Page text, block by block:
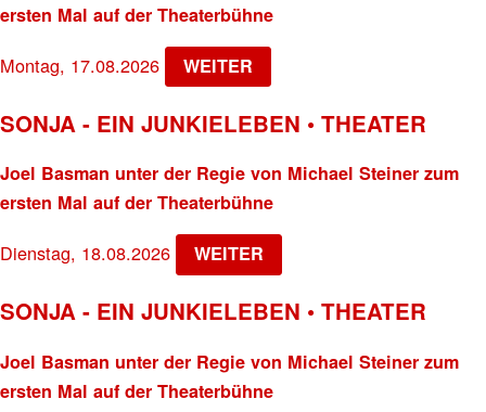
ersten Mal auf der Theaterbühne
Montag, 17.08.2026 WEITER
SONJA - EIN JUNKIELEBEN • THEATER
Joel Basman unter der Regie von Michael Steiner zum
ersten Mal auf der Theaterbühne
Dienstag, 18.08.2026 WEITER
SONJA - EIN JUNKIELEBEN • THEATER
Joel Basman unter der Regie von Michael Steiner zum
ersten Mal auf der Theaterbühne